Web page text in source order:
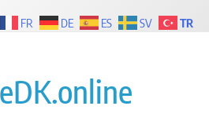
FR DE ES SV TR